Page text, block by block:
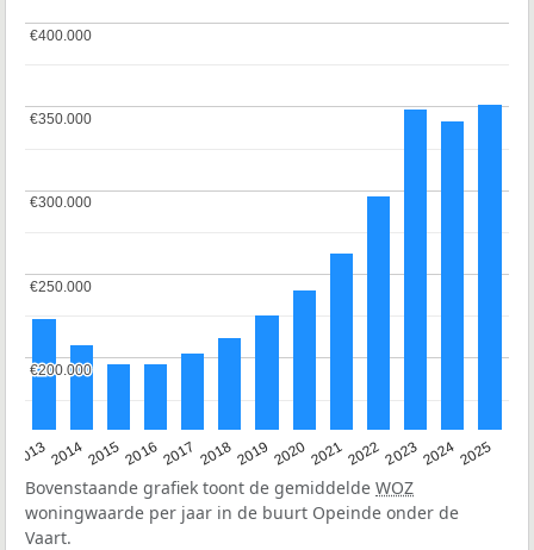
20132014201520162017 20182019 202020212022202320242025
€200.000
€200.000
€250.000
€250.000
€300.000
€300.000
€350.000
€350.000
€400.000
€400.000
Bovenstaande grafiek toont de gemiddelde WOZ
woningwaarde per jaar in de buurt Opeinde onder de
Vaart.